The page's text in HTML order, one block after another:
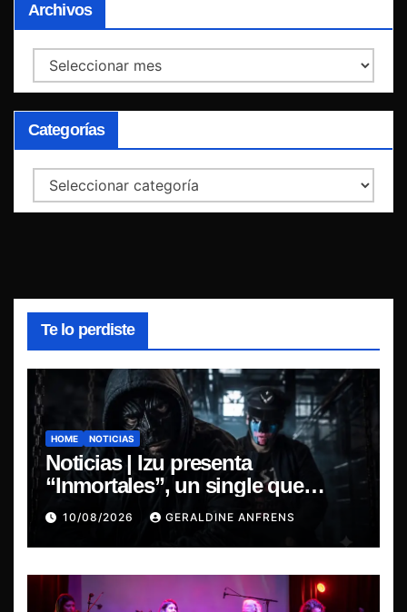
Archivos
Archivos
Categorías
Categorías
Te lo perdiste
HOME NOTICIAS
Noticias | Izu presenta
“Inmortales”, un single que
marca su esperado regreso.
10/08/2026 GERALDINE ANFRENS